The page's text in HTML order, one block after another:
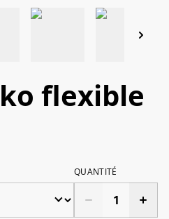
flexible
QUANTITÉ